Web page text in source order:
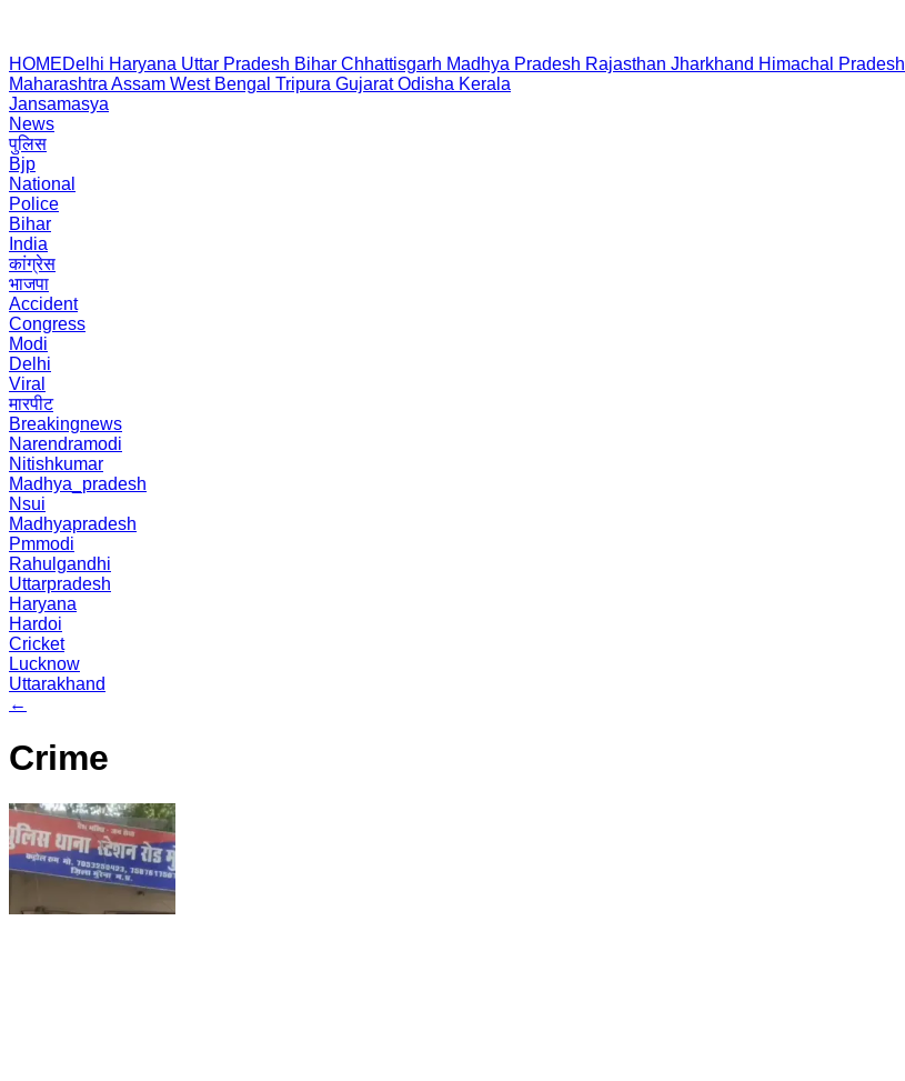
HOMEDelhi Haryana Uttar Pradesh Bihar Chhattisgarh Madhya Pradesh Rajasthan Jharkhand Himachal Pradesh
Maharashtra Assam West Bengal Tripura Gujarat Odisha Kerala
Jansamasya
News
पुलिस
Bjp
National
Police
Bihar
India
कांग्रेस
भाजपा
Accident
Congress
Modi
Delhi
Viral
मारपीट
Breakingnews
Narendramodi
Nitishkumar
Madhya_pradesh
Nsui
Madhyapradesh
Pmmodi
Rahulgandhi
Uttarpradesh
Haryana
Hardoi
Cricket
Lucknow
Uttarakhand
←
Crime